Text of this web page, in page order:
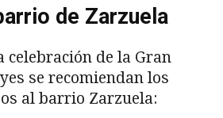
de Zarzuela
celebración de la Gran
se recomiendan los
al barrio Zarzuela: